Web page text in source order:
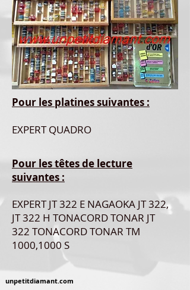
Pour les platines suivantes :
EXPERT QUADRO
Pour les têtes de lecture
suivantes :
EXPERT JT 322 E NAGAOKA JT 322,
JT 322 H TONACORD TONAR JT
322 TONACORD TONAR TM
1000,1000 S
unpetitdiamant.com